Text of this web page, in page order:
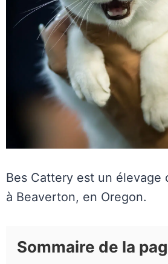
Bes Cattery est un élevage
à Beaverton, en Oregon.
Sommaire de la